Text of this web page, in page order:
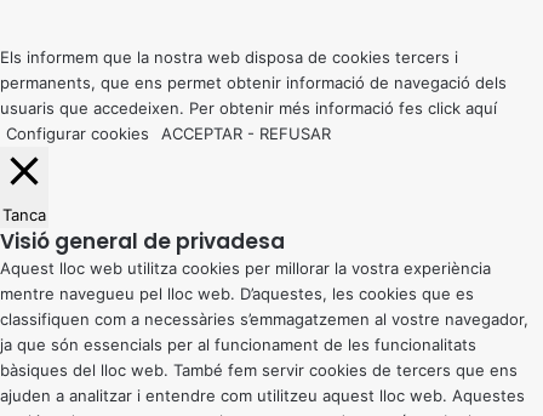
button
Els informem que la nostra web disposa de cookies tercers i
permanents, que ens permet obtenir informació de navegació dels
usuaris que accedeixen. Per obtenir més informació fes click aquí
Configurar cookies
ACCEPTAR - REFUSAR
Tanca
Visió general de privadesa
Aquest lloc web utilitza cookies per millorar la vostra experiència
mentre navegueu pel lloc web. D’aquestes, les cookies que es
classifiquen com a necessàries s’emmagatzemen al vostre navegador,
ja que són essencials per al funcionament de les funcionalitats
bàsiques del lloc web. També fem servir cookies de tercers que ens
ajuden a analitzar i entendre com utilitzeu aquest lloc web. Aquestes